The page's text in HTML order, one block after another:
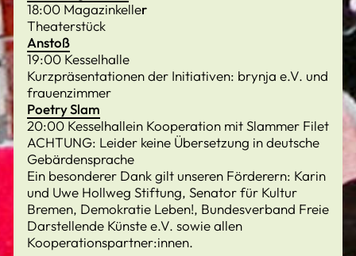
18:00 Magazinkeller
Theaterstück
Anstoß
19:00 Kesselhalle
Kurzpräsentationen der Initiativen: brynja e.V. und
frauenzimmer
Poetry Slam
20:00 Kesselhallein Kooperation mit Slammer Filet
ACHTUNG: Leider keine Übersetzung in deutsche
Gebärdensprache
Ein besonderer Dank gilt unseren Förderern: Karin
und Uwe Hollweg Stiftung, Senator für Kultur
Bremen, Demokratie Leben!, Bundesverband Freie
Darstellende Künste e.V. sowie allen
Kooperationspartner:innen.